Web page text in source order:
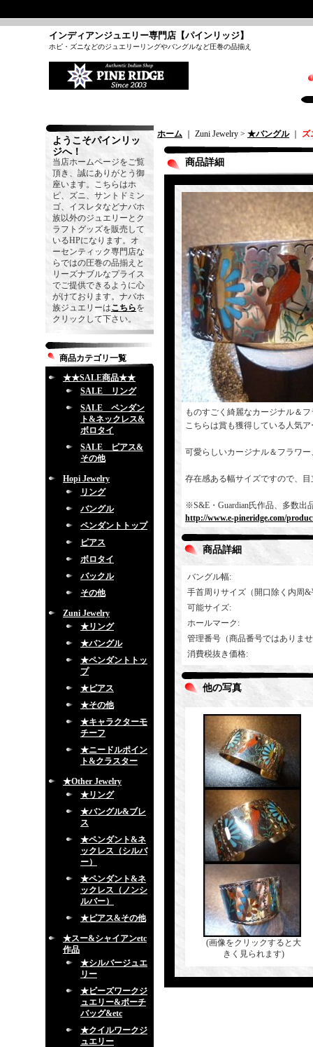
インディアンジュエリー専門店【パインリッジ】
ホピ・ズニなどのジュエリーリングやバングルなど圧巻の品揃え
ようこそパインリッ
ジへ！
当店ホームページをご覧
頂き、誠にありがとう御
座います。こちらはホ
ピ、ズニ、サントドミン
ゴ、イスレタなどナバホ
族以外のジュエリーとク
ラフトグッズを販売して
いるHPになります。オ
ーセンティック専門店な
らではの圧巻の品揃えと
リーズナブルなプライス
でご提供できるように心
がけております。ナバホ
族ジュエリーはこちらを
クリックして下さい。
商品カテゴリ一覧
★★SALE商品★★
SALE リング
SALE ペンダン
ト&ネックレス&
ボロタイ
SALE ピアス&
その他
Hopi Jewelry
リング
バングル
ペンダントトップ
ピアス
ボロタイ
バックル
その他
Zuni Jewelry
★リング
★バングル
★ペンダントトッ
プ
★ピアス
★その他
★キャラクターモ
チーフ
★ニードルポイン
ト&クラスター
★Other Jewelry
★リング
★バングル&ブレ
ス
★ペンダント&ネ
ックレス（シルバ
ー）
★ペンダント&ネ
ックレス（ノンシ
ルバー）
★ピアス&その他
★スー&シャイアンetc
作品
★シルバージュエ
リー
★ビーズワークジ
ュエリー&ポーチ
バッグ&etc
★クイルワークジ
ュエリー
ホーム ｜ Zuni Jewelry > ★バングル｜ ズ
商品詳細
ものすごく綺麗なカージナル＆
こちらは賞も獲得している人気
可愛らしいカージナル＆フラワ
存在感ある幅サイズですので、
※S&E・Guardian氏作品、多数出
http://www.e-pineridge.com/
商品詳細
バングル幅:
手首周りサイズ（開口除く内周&
可能サイズ:
ホールマーク :
管理番号（商品番号ではありま
消費税抜き価格:
他の写真
(画像をクリックすると大
きく見られます)